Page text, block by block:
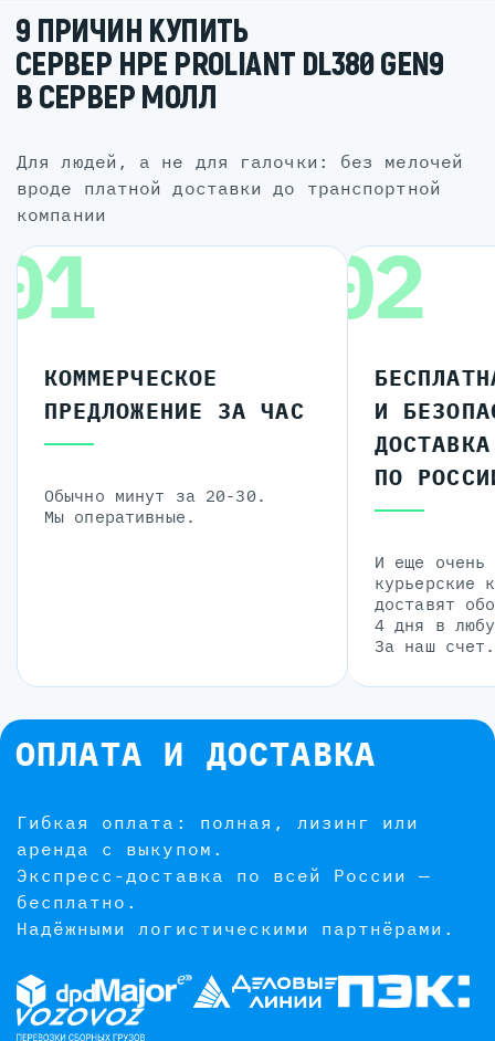
9 ПРИЧИН КУПИТЬ
СЕРВЕР HPE PROLIANT DL380 GEN9
В СЕРВЕР МОЛЛ
для людей, а не для галочки: без мелочей
вроде платной доставки до транспортной
компании
КОММЕРЧЕСКОЕ
ПРЕДЛОЖЕНИЕ ЗА ЧАС
Обычно минут за 20-30.
Мы оперативные.
02
И
ДОСТАВКА
ПО
И еще очень
курьерские
доставят
4 дня в
За наш счет.
ОПЛАТА И ДОСТАВКА
Гибкая оплата: полная, лизинг или
аренда с выкупом.
Экспресс-доставка по всей России —
бесплатно.
Надёжными логистическими партнёрами.